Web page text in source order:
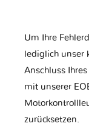
Um Ihre
lediglich unser
Anschluss
mit unserer
zurücksetzen.